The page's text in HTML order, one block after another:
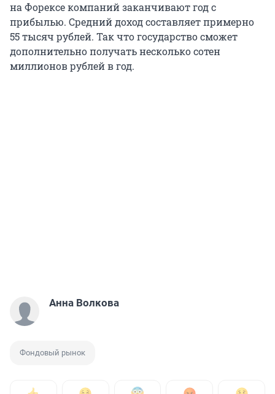
на Форексе компаний заканчивают год с
прибылью. Средний доход составляет примерно
55 тысяч рублей. Так что государство сможет
дополнительно получать несколько сотен
миллионов рублей в год.
Анна Волкова
Фондовый рынок